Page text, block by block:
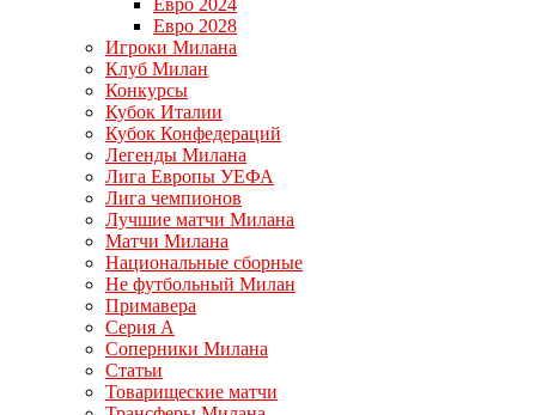
Евро 2024
Евро 2028
Игроки Милана
Клуб Милан
Конкурсы
Кубок Италии
Кубок Конфедераций
Легенды Милана
Лига Европы УЕФА
Лига чемпионов
Лучшие матчи Милана
Матчи Милана
Национальные сборные
Не футбольный Милан
Примавера
Серия А
Соперники Милана
Статьи
Товарищеские матчи